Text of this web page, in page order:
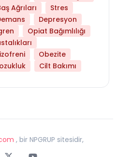
Ağrıları
Stres
Depresyon
Opiat Bağımlılığı
Obezite
Cilt Bakımı
, bir NPGRUP sitesidir,